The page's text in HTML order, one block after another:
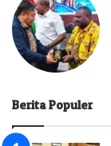
Berita Populer